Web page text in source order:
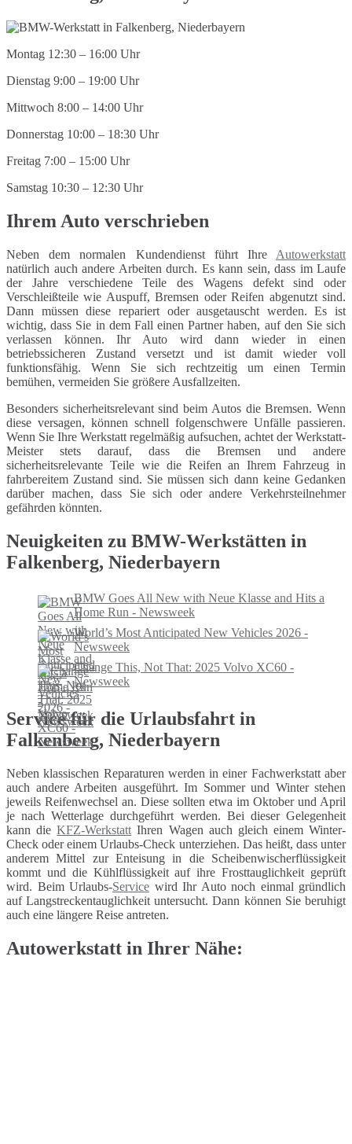
Montag 12:30 – 16:00 Uhr
Dienstag 9:00 – 19:00 Uhr
Mittwoch 8:00 – 14:00 Uhr
Donnerstag 10:00 – 18:30 Uhr
Freitag 7:00 – 15:00 Uhr
Samstag 10:30 – 12:30 Uhr
Ihrem Auto verschrieben
Neben dem normalen Kundendienst führt Ihre Autowerkstatt
natürlich auch andere Arbeiten durch. Es kann sein, dass im Laufe
der Jahre verschiedene Teile des Wagens defekt sind oder
Verschleißteile wie Auspuff, Bremsen oder Reifen abgenutzt sind.
Dann müssen diese repariert oder ausgetauscht werden. Es ist
wichtig, dass Sie in dem Fall einen Partner haben, auf den Sie sich
verlassen können. Ihr Auto wird dann wieder in einen
betriebssicheren Zustand versetzt und ist damit wieder voll
funktionsfähig. Wenn Sie sich rechtzeitig um einen Termin
bemühen, vermeiden Sie größere Ausfallzeiten.
Besonders sicherheitsrelevant sind beim Autos die Bremsen. Wenn
diese versagen, können schnell folgenschwere Unfälle passieren.
Wenn Sie Ihre Werkstatt regelmäßig aufsuchen, achtet der Werkstatt-
Meister stets darauf, dass die Bremsen und andere
sicherheitsrelevante Teile wie die Reifen an Ihrem Fahrzeug in
fahrbereitem Zustand sind. Sie müssen sich dann keine Gedanken
darüber machen, dass Sie sich oder andere Verkehrsteilnehmer
gefährden könnten.
Neuigkeiten zu BMW-Werkstätten in
Falkenberg, Niederbayern
BMW Goes All New with Neue Klasse and Hits a
Home Run - Newsweek
World’s Most Anticipated New Vehicles 2026 -
Newsweek
Change This, Not That: 2025 Volvo XC60 -
Newsweek
Service für die Urlaubsfahrt in
Falkenberg, Niederbayern
Neben klassischen Reparaturen werden in einer Fachwerkstatt aber
auch andere Arbeiten ausgeführt. Im Sommer und Winter stehen
jeweils Reifenwechsel an. Diese sollten etwa im Oktober und April
je nach Wetterlage durchgeführt werden. Bei dieser Gelegenheit
kann dieKFZ-Werkstatt Ihren Wagen auch gleich einem Winter-
Check oder einem Urlaubs-Check unterziehen. Das heißt, dass unter
anderem Mittel zur Enteisung in die Scheibenwischerflüssigkeit
kommt und die Kühlflüssigkeit auf ihre Frosttauglichkeit geprüft
wird. Beim Urlaubs-Service wird Ihr Auto noch einmal gründlich
auf Langstreckentauglichkeit untersucht. Dann können Sie beruhigt
auch eine längere Reise antreten.
Autowerkstatt in Ihrer Nähe: